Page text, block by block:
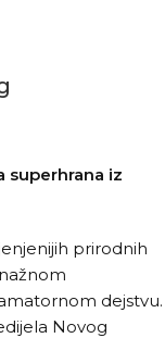
superhrana iz
prirodnih
dejstvu.
Novog